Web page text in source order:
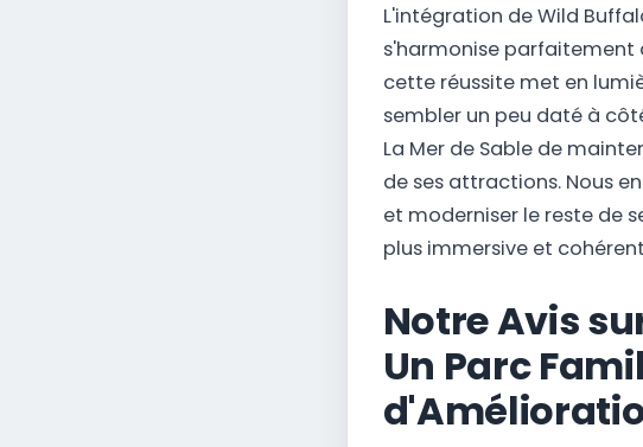
L'intégration de Wild
s'harmonise parfaitement
cette réussite met en
sembler un peu daté à
La Mer de Sable de
de ses attractions. Nous
et moderniser le reste de
plus immersive et
Notre Avis
Un Parc